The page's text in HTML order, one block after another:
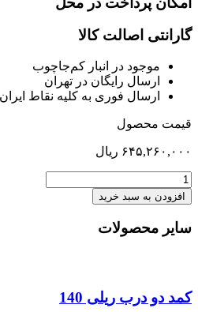
گارانتی اصالت کالا
موجود در انبار کم‌‌جاچوب
ارسال رایگان در تهران
ارسال فوری به کلیه نقاط ایران
قیمت محصول
۶۴۵,۲۶۰,۰۰۰ ریال
میز
آرایش
نوا
با
دستگیره
افزودن به سبد خرید
سایر محصولات
کمد دو درب ریلی 140